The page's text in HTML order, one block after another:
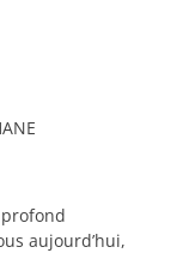
profond
aujourd’hui,